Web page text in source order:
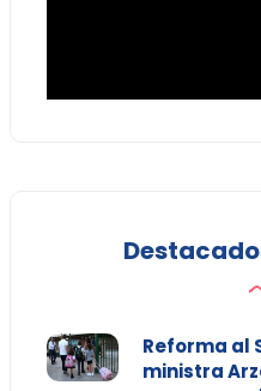
Reforma al
ministra